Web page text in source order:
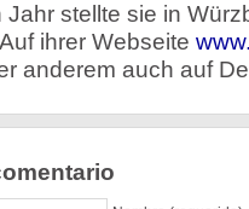
stellte sie in
ihrer Webseite
anderem auch auf